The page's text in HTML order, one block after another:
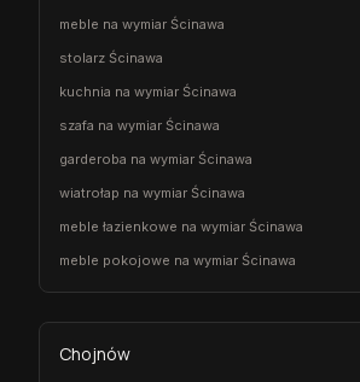
meble na wymiar Ścinawa
stolarz Ścinawa
kuchnia na wymiar Ścinawa
szafa na wymiar Ścinawa
garderoba na wymiar Ścinawa
wiatrołap na wymiar Ścinawa
meble łazienkowe na wymiar Ścinawa
meble pokojowe na wymiar Ścinawa
Chojnów